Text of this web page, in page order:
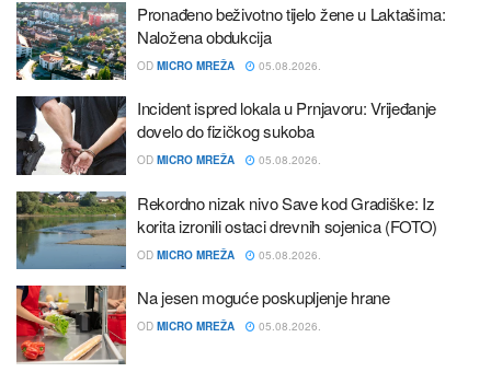
Pronađeno beživotno tijelo žene u Laktašima:
Naložena obdukcija
OD MICRO MREŽA 05.08.2026.
Incident ispred lokala u Prnjavoru: Vrijeđanje
dovelo do fizičkog sukoba
OD MICRO MREŽA 05.08.2026.
Rekordno nizak nivo Save kod Gradiške: Iz
korita izronili ostaci drevnih sojenica (FOTO)
OD MICRO MREŽA 05.08.2026.
Na jesen moguće poskupljenje hrane
OD MICRO MREŽA 05.08.2026.